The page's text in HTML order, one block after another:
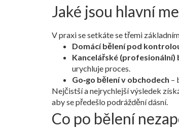
Jaké jsou hlavní
V praxi se setkáte se třemi
Domácí bělení pod
Kancelářské (profesionální)
urychluje proces.
Go‑go bělení v obchodech –
Nejčistší a nejrychlejší výsledek
aby se předešlo podráždění dásní.
Co po bělení